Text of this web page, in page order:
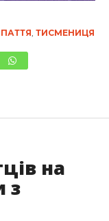
ТИСМЕНИЦЯ
на
з